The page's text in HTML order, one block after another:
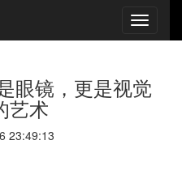
眼镜，更是视觉
艺术
23:49:13